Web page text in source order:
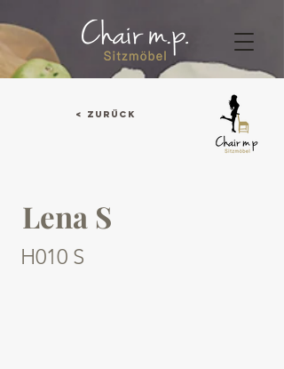
< Zurück
Lena S
H010 S